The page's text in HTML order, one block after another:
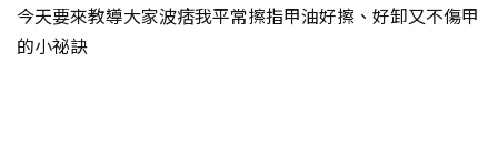
今天要來教導大家波痞我平常擦指甲油好擦、好卸又不傷甲
的小祕訣